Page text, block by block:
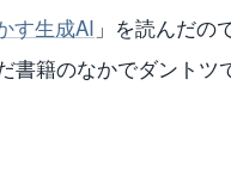
す生成AI 」を読んだの
籍のなかでダントツ